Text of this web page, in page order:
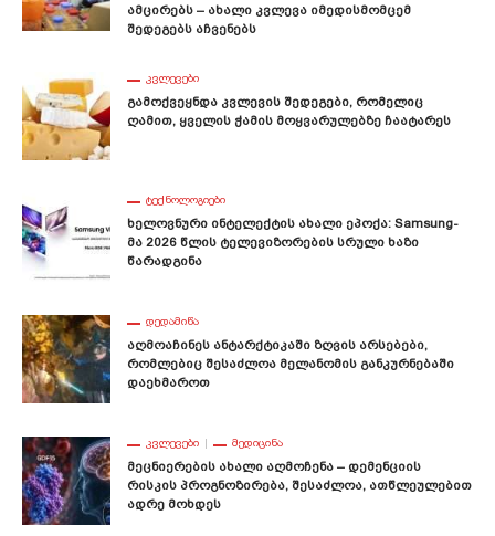
Ამცირებს – Ახალი Კვლევა Იმედისმომცემ
Შედეგებს Აჩვენებს
ᲙᲕᲚᲔᲕᲔᲑᲘ
Გამოქვეყნდა Კვლევის Შედეგები, Რომელიც
Ღამით, Ყველის Ჭამის Მოყვარულებზე Ჩაატარეს
ᲢᲔᲥᲜᲝᲚᲝᲒᲘᲔᲑᲘ
Ხელოვნური Ინტელექტის Ახალი Ეპოქა: Samsung-
Მა 2026 Წლის Ტელევიზორების Სრული Ხაზი
Წარადგინა
ᲓᲔᲓᲐᲛᲘᲬᲐ
Აღმოაჩინეს Ანტარქტიკაში Ზღვის Არსებები,
Რომლებიც Შესაძლოა Მელანომის Განკურნებაში
Დაეხმაროთ
ᲙᲕᲚᲔᲕᲔᲑᲘ ᲛᲔᲓᲘᲪᲘᲜᲐ
Მეცნიერების Ახალი Აღმოჩენა – Დემენციის
Რისკის Პროგნოზირება, Შესაძლოა, Ათწლეულებით
Ადრე Მოხდეს